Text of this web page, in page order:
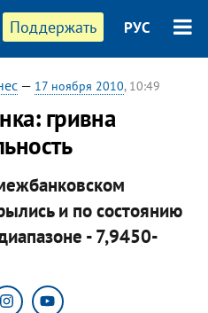
Поддержать РУС
— 17 ноября 2010, 10:49
гривна
и по состоянию
- 7,9450-